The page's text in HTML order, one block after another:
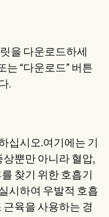
을 다운로드하세
는 “다운로드” 버튼
.
십시오.여기에는 기
상뿐만 아니라 혈압,
찾기 위한 호흡기
시하여 우발적 호흡
근육을 사용하는 경